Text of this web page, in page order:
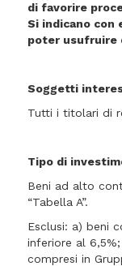
di favorire
Si indicano con
poter usufruire
Soggetti
Tutti i titolari di
Tipo di
Beni ad alto
“Tabella A”.
Esclusi: a) beni
inferiore al
compresi in